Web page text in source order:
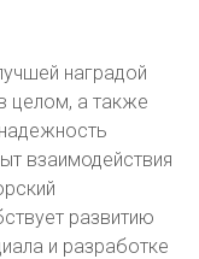
наградой
целом, а также
взаимодействия
развитию
и разработке